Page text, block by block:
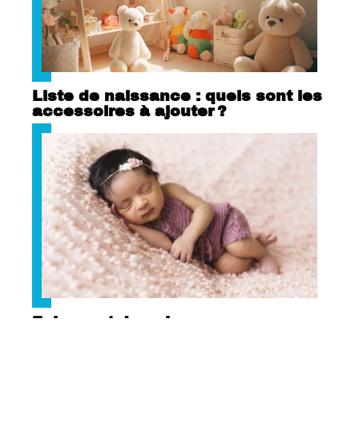
Liste de naissance : quels sont les
accessoires à ajouter ?
Faire-part de naissance